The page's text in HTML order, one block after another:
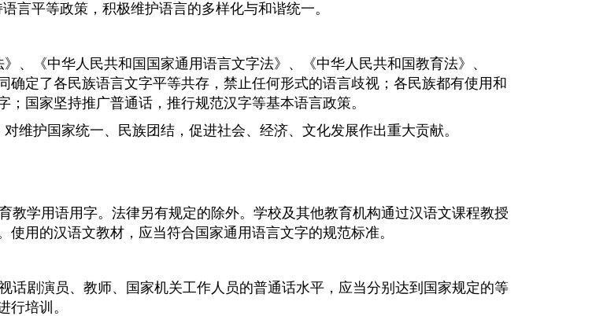
言平等政策，积极维护语言的多样化与和谐统一。
、《中华人民共和国国家通用语言文字法》、《中华人民共和国教育法》、
确定了各民族语言文字平等共存，禁止任何形式的语言歧视；各民族都有使用和
国家坚持推广普通话，推行规范汉字等基本语言政策。
维护国家统一、民族团结，促进社会、经济、文化发展作出重大贡献。
教学用语用字。法律另有规定的除外。学校及其他教育机构通过汉语文课程教授
用的汉语文教材，应当符合国家通用语言文字的规范标准。
话剧演员、教师、国家机关工作人员的普通话水平，应当分别达到国家规定的等
行培训。